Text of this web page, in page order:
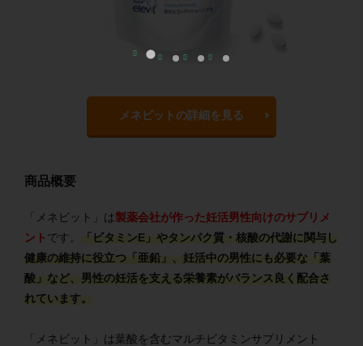
メネビットの詳細を見る
商品概要
「メネビット」は製薬会社が作った妊活男性向けのサプリメ
ント です。
「ビタミンE」やタンパク質・核酸の代謝に関与し
健康の維持に役立つ「亜鉛」、妊活中の男性にも必要な「葉
酸」など、男性の妊活を支える栄養素がバランス良く配合さ
れています。
「メネビット」は葉酸を含むマルチビタミンサプリメント